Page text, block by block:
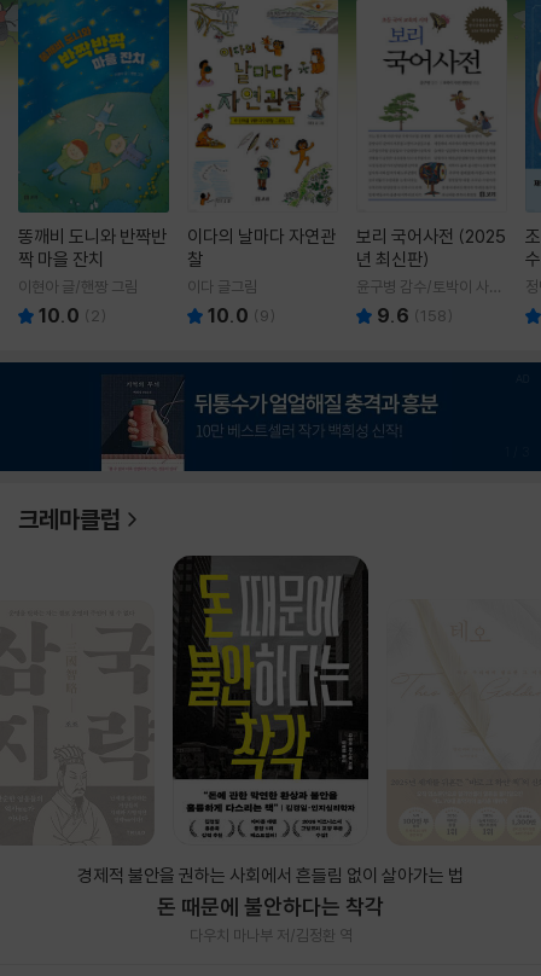
똥깨비 도니와 반짝반
짝 마을 잔치
이현아 글/핸짱 그림
10.0 ( 2)
이다의 날마다 자연관
찰
이다 글그림
10.0 (9)
보리 국어사전 (2025
년 최신판)
윤구병 감수/토박이 사전
편찬실 편
9.6 (158)
크레마클럽
경제적 불안을 권하는 사회에서 흔들림 없이 살아가는 법
돈 때문에 불안하다는 착각
다우치 마나부 저/김정환 역